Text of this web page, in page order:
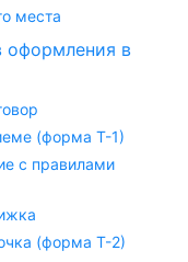
места
оформления в
(форма Т-1)
с правилами
(форма Т-2)